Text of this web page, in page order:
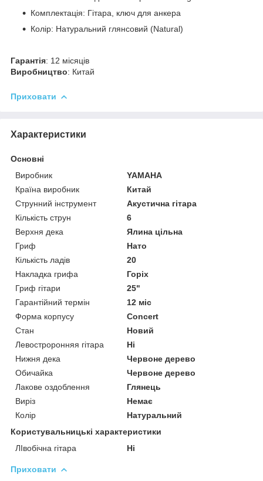
Комплектація: Гітара, ключ для анкера
Колір: Натуральний глянсовий (Natural)
Гарантія: 12 місяців
Виробництво: Китай
Приховати
Характеристики
Основні
Виробник
YAMAHA
Країна виробник
Китай
Струнний інструмент
Акустична гітара
Кількість струн
6
Верхня дека
Ялина цільна
Гриф
Нато
Кількість ладів
20
Накладка грифа
Горіх
Гриф гітари
25"
Гарантійний термін
12 міс
Форма корпусу
Concert
Стан
Новий
Левостроронняя гітара
Ні
Нижня дека
Червоне дерево
Обичайка
Червоне дерево
Лакове оздоблення
Глянець
Виріз
Немає
Колір
Натуральний
Користувальницькі характеристики
ЛІвобічна гітара
Ні
Приховати